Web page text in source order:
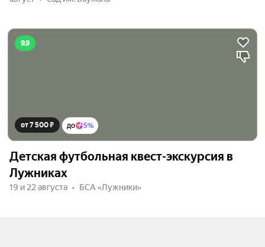
9.9
от 7 500 ₽ до 5%
Детская футбольная квест-экскурсия в
Лужниках
19 и 22 августа БСА «Лужники»